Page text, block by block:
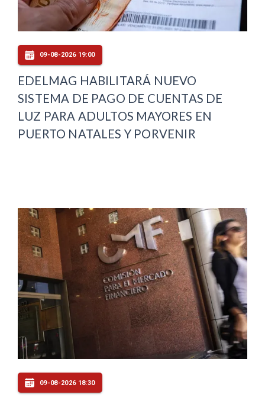
09-08-2026 19:00
EDELMAG HABILITARÁ NUEVO
SISTEMA DE PAGO DE CUENTAS DE
LUZ PARA ADULTOS MAYORES EN
PUERTO NATALES Y PORVENIR
09-08-2026 18:30